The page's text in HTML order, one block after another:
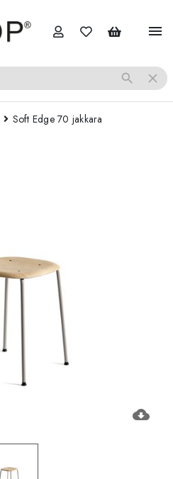
menu
search close
Soft Edge 70 jakkara
cloud_download